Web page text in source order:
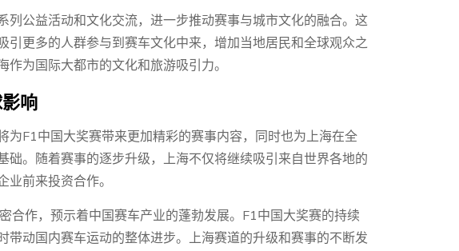
列公益活动和文化交流，进一步推动赛事与城市文化的融合。这
引更多的人群参与到赛车文化中来，增加当地居民和全球观众之
为国际大都市的文化和旅游吸引力。
响
为F1中国大奖赛带来更加精彩的赛事内容，同时也为上海在全
础。随着赛事的逐步升级，上海不仅将继续吸引来自世界各地的
前来投资合作。
合作，预示着中国赛车产业的蓬勃发展。F1中国大奖赛的持续
带动国内赛车运动的整体进步。上海赛道的升级和赛事的不断发